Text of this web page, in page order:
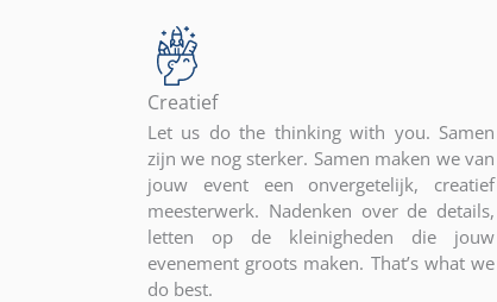
Creatief
Let us do the thinking with you. Samen
zijn we nog sterker. Samen maken we van
jouw event een onvergetelijk, creatief
meesterwerk. Nadenken over de details,
letten op de kleinigheden die jouw
evenement groots maken. That’s what we
do best.